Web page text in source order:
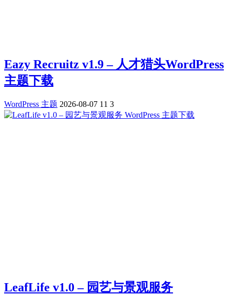
Eazy Recruitz v1.9 – 人才猎头WordPress
主题下载
WordPress 主题 2026-08-07 11 3
LeafLife v1.0 – 园艺与景观服务